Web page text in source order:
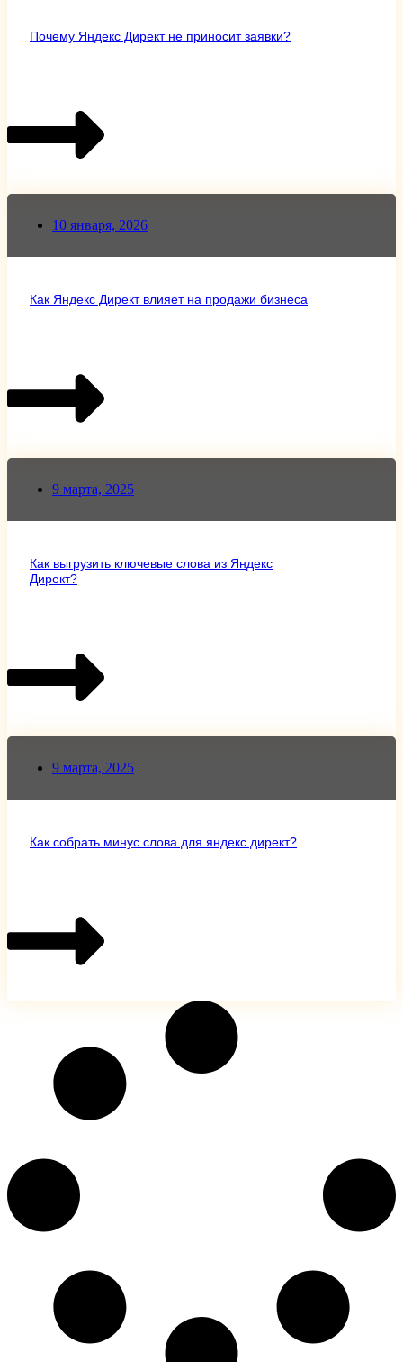
Почему Яндекс Директ не приносит заявки?
10 января, 2026
Как Яндекс Директ влияет на продажи бизнеса
9 марта, 2025
Как выгрузить ключевые слова из Яндекс
Директ?
9 марта, 2025
Как собрать минус слова для яндекс директ?